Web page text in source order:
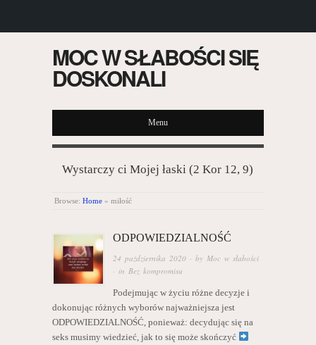
MOC W SŁABOŚCI SIĘ
DOSKONALI
Menu
Wystarczy ci Mojej łaski (2 Kor 12, 9)
Browse: Home » miłość
ODPOWIEDZIALNOŚĆ
24 października 2020 · by Moc w słabości
· in Bez kompromisu
Podejmując w życiu różne decyzje i
dokonując różnych wyborów najważniejsza jest
ODPOWIEDZIALNOŚĆ, ponieważ: decydując się na
seks musimy wiedzieć, jak to się może skończyć